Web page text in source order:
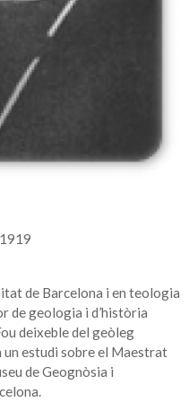
de Barcelona i en teologia
de geologia i d’història
deixeble del geòleg
un estudi sobre el Maestrat
de Geognòsia i